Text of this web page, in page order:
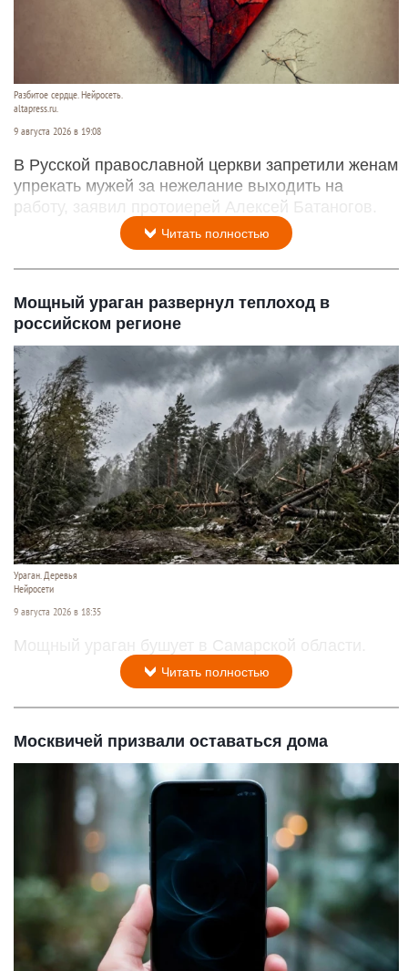
Разбитое сердце. Нейросеть.
altapress.ru.
9 августа 2026 в 19:08
В Русской православной церкви запретили женам
упрекать мужей за нежелание выходить на
работу, заявил протоиерей Алексей Батаногов.
Читать полностью
Мощный ураган развернул теплоход в
российском регионе
Ураган. Деревья
Нейросети
9 августа 2026 в 18:35
Мощный ураган бушует в Самарской области.
Читать полностью
Москвичей призвали оставаться дома